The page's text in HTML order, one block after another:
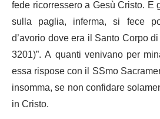
fede ricorressero a Gesù Cristo.
sulla paglia, inferma, si fece
d’avorio dove era il Santo Corpo
3201)”. A quanti venivano per
essa rispose con il SSmo
insomma, se non confidare
in Cristo.